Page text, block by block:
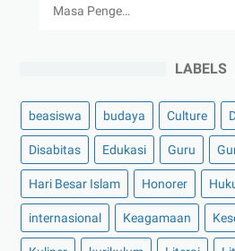
Masa Penge…
LABELS
beasiswa budaya Culture
Disabitas Edukasi Guru
Hari Besar Islam Honorer
internasional Keagamaan